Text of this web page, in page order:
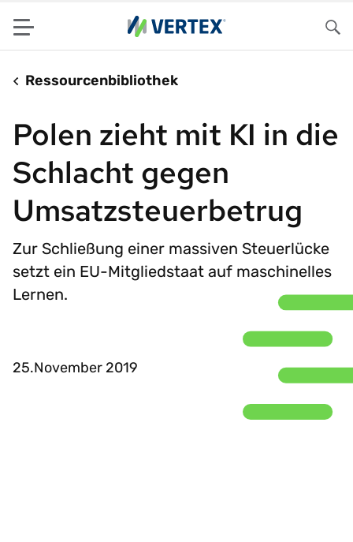
Menu
Ressourcenbibliothek
Polen zieht mit KI in die
Schlacht gegen
Umsatzsteuerbetrug
Zur Schließung einer massiven Steuerlücke
setzt ein EU-Mitgliedstaat auf maschinelles
Lernen.
25.November 2019